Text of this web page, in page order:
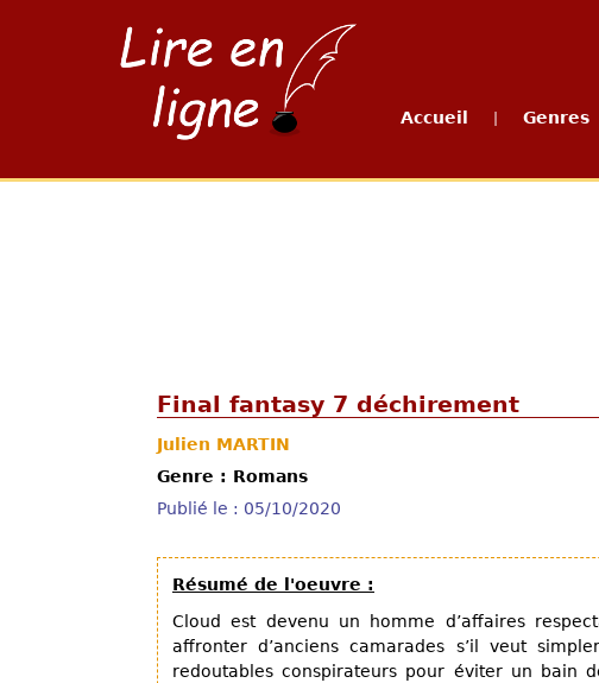
Accueil Genres
Final fantasy 7 déchirement
Julien MARTIN
Genre : Romans
Publié le : 05/10/2020
Résumé de l'oeuvre :
Cloud est devenu un homme d’affaires
affronter d’anciens camarades s’il veut
redoutables conspirateurs pour éviter un bain